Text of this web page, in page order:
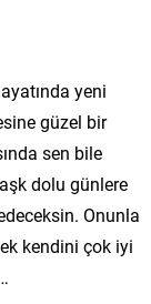
yeni
güzel bir
sen bile
dolu günlere
Onunla
kendini çok iyi